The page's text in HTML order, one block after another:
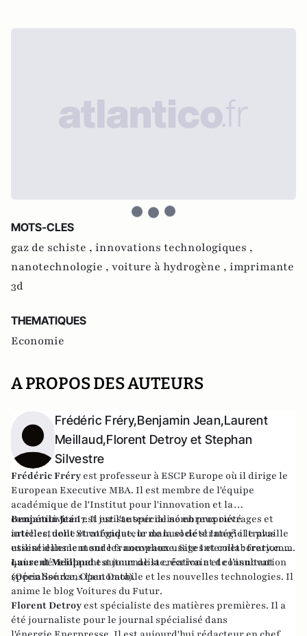
MOTS-CLES
gaz de schiste , innovations technologiques ,
nanotechnologie , voiture à hydrogène , imprimante
3d
THEMATIQUES
Economie
A PROPOS DES AUTEURS
Frédéric Fréry,Benjamin Jean,Laurent
Meillaud,Florent Detroy et Stephan
Silvestre
Frédéric Fréry est professeur à ESCP Europe où il dirige le
European Executive MBA. Il est membre de l'équipe
académique de l'Institut pour l'innovation et la
compétitivité I7. Il est l'auteur de nombreux ouvrages et
articles, dontStratégique, le manuel de stratégie le plus
utilisé dans le monde francophone. Site Internet :frery.com.
Benjamin Jeanest juriste spécialisé en propriété
intellectuelle et cofondateur de la sociétéInno³.il travaille
essentiellement sur les nouveaux usages et collaborations
qui se développent autour de la création et de l’innovation
(Open Source, Open Data).
Laurent Meillaudest journaliste, écrivain et consultant
spécialisé dans l'automobile et les nouvelles technologies. Il
anime le blogVoitures du Futur.
Florent Detroy est spécialiste des matières premières. Il a
été journaliste pour le journal spécialisé dans